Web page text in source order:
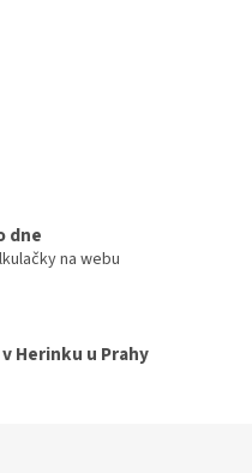
dne
na webu
Herinku u Prahy